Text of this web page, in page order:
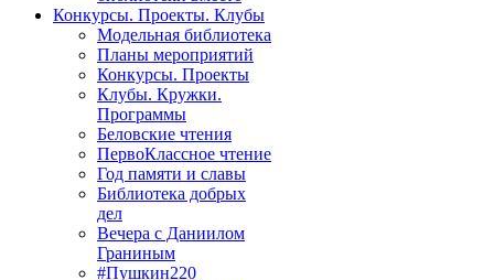
Конкурсы. Проекты. Клубы
Модельная библиотека
Планы мероприятий
Конкурсы. Проекты
Клубы. Кружки.
Программы
Беловские чтения
ПервоКлассное чтение
Год памяти и славы
Библиотека добрых
дел
Вечера с Даниилом
Граниным
#Пушкин220